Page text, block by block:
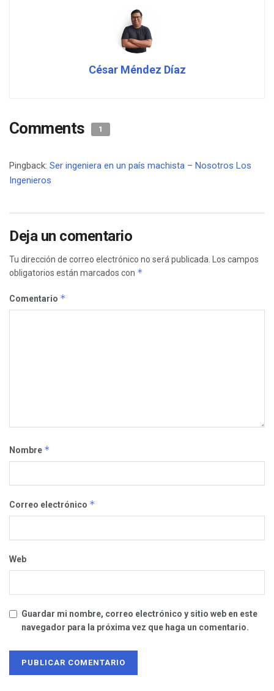
César Méndez Díaz
Comments 1
Pingback: Ser ingeniera en un país machista – Nosotros Los
Ingenieros
Deja un comentario
Tu dirección de correo electrónico no será publicada.
Los campos
obligatorios están marcados con *
Comentario *
Nombre *
Correo electrónico *
Web
Guardar mi nombre, correo electrónico y sitio web en este
navegador para la próxima vez que haga un comentario.